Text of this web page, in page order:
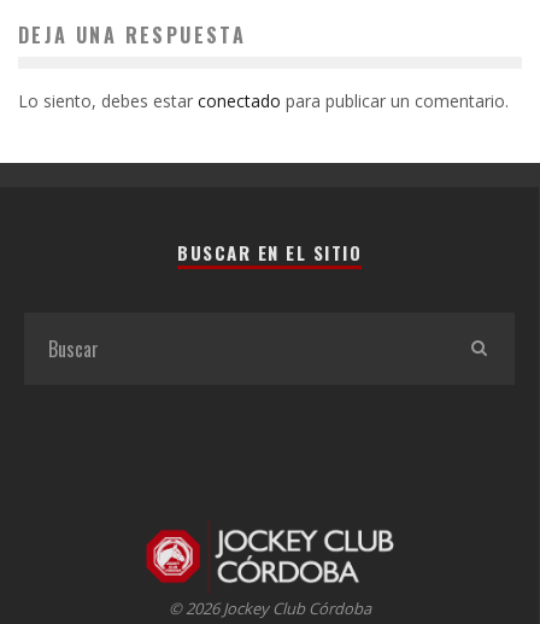
DEJA UNA RESPUESTA
Lo siento, debes estar conectado para publicar un comentario.
BUSCAR EN EL SITIO
© 2026 Jockey Club Córdoba